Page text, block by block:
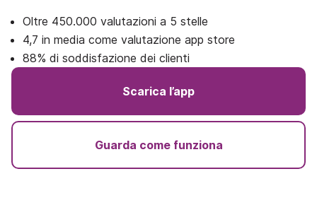
Oltre 450.000 valutazioni a 5 stelle
4,7 in media come valutazione app store
88% di soddisfazione dei clienti
Scarica l’app
Guarda come funziona